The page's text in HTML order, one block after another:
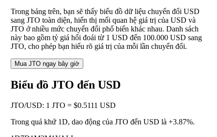
Trong bảng trên, bạn sẽ thấy biểu đồ dữ liệu chuyển đổi USD
sang JTO toàn diện, hiển thị mối quan hệ giá trị của USD và
JTO ở nhiều mức chuyển đổi phổ biến khác nhau. Danh sách
này bao gồm tỷ giá hối đoái từ 1 USD đến 100.000 USD sang
JTO, cho phép bạn hiểu rõ giá trị của mỗi lần chuyển đổi.
Mua JTO ngay bây giờ
Biểu đồ JTO đến USD
JTO/USD: 1 JTO = $0.5111 USD
Trong quá khứ 1D, dao động của JTO đến USD là +3.87%.